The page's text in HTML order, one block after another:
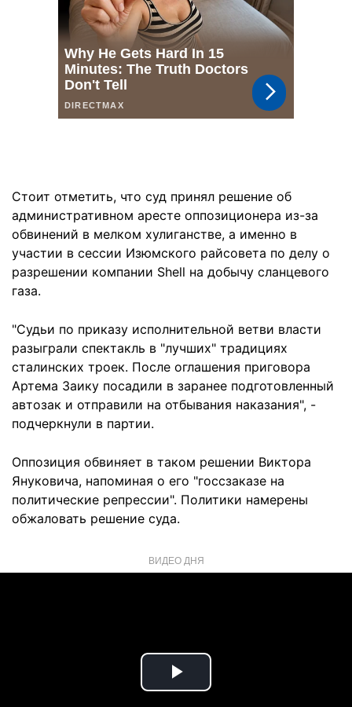
Стоит отметить, что суд принял решение об
административном аресте оппозиционера из-за
обвинений в мелком хулиганстве, а именно в
участии в сессии Изюмского райсовета по делу о
разрешении компании Shell на добычу сланцевого
газа.
"Судьи по приказу исполнительной ветви власти
разыграли спектакль в "лучших" традициях
сталинских троек. После оглашения приговора
Артема Заику посадили в заранее подготовленный
автозак и отправили на отбывания наказания", -
подчеркнули в партии.
Оппозиция обвиняет в таком решении Виктора
Януковича, напоминая о его "госсзаказе на
политические репрессии". Политики намерены
обжаловать решение суда.
ВИДЕО ДНЯ
Play